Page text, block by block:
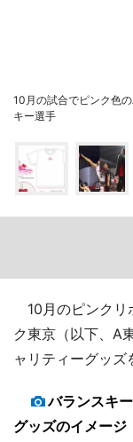
10月の試合でピンク色
キー選手
10月のピンクリ
ク東京（以下、A
ャリティーグッズ
バランスキ
グッズのイメージ